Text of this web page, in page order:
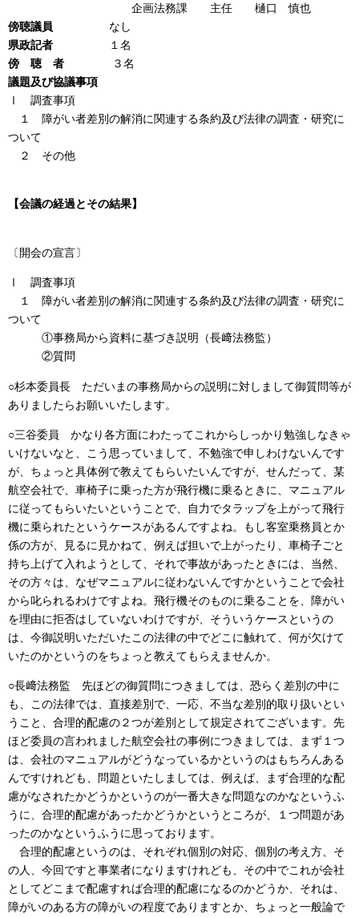
企画法務課 主任 樋口 慎也
傍聴議員 なし
県政記者
１名
傍 聴 者
３名
議題及び協議事項
Ⅰ 調査事項
１ 障がい者差別の解消に関連する条約及び法律の調査・研究に
ついて
２ その他
【会議の経過とその結果】
〔開会の宣言〕
Ⅰ 調査事項
１ 障がい者差別の解消に関連する条約及び法律の調査・研究に
ついて
①事務局から資料に基づき説明（長﨑法務監）
②質問
○杉本委員長 ただいまの事務局からの説明に対しまして御質問等が
ありましたらお願いいたします。
○三谷委員 かなり各方面にわたってこれからしっかり勉強しなきゃ
いけないなと、こう思っていまして、不勉強で申しわけないんです
が、ちょっと具体例で教えてもらいたいんですが、せんだって、某
航空会社で、車椅子に乗った方が飛行機に乗るときに、マニュアル
に従ってもらいたいということで、自力でタラップを上がって飛行
機に乗られたというケースがあるんですよね。もし客室乗務員とか
係の方が、見るに見かねて、例えば担いで上がったり、車椅子ごと
持ち上げて入れようとして、それで事故があったときには、当然、
その方々は、なぜマニュアルに従わないんですかということで会社
から叱られるわけですよね。飛行機そのものに乗ることを、障がい
を理由に拒否はしていないわけですが、そういうケースというの
は、今御説明いただいたこの法律の中でどこに触れて、何が欠けて
いたのかというのをちょっと教えてもらえませんか。
○長﨑法務監 先ほどの御質問につきましては、恐らく差別の中に
も、この法律では、直接差別で、一応、不当な差別的取り扱いとい
うこと、合理的配慮の２つが差別として規定されてございます。先
ほど委員の言われました航空会社の事例につきましては、まず１つ
は、会社のマニュアルがどうなっているかというのはもちろんある
んですけれども、問題といたしましては、例えば、まず合理的な配
慮がなされたかどうかというのが一番大きな問題なのかなというふ
うに、合理的配慮があったかどうかというところが、１つ問題があ
ったのかなというふうに思っております。
合理的配慮というのは、それぞれ個別の対応、個別の考え方、そ
の人、今回ですと事業者になりますけれども、その中でこれが会社
としてどこまで配慮すれば合理的配慮になるのかどうか、それは、
障がいのある方の障がいの程度でありますとか、ちょっと一般論で